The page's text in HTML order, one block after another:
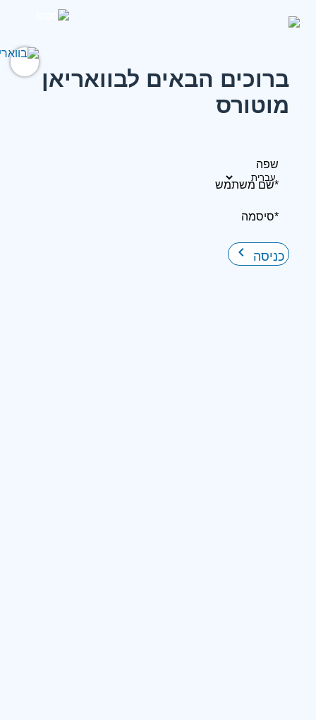
ברוכים הבאים לבוואריאן
מוטורס
שפה
*שם משתמש
*סיסמה
כניסה keyboard_arrow_right